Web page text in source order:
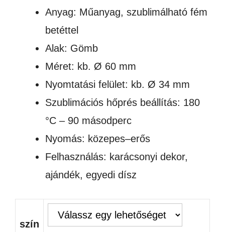
Anyag: Műanyag, szublimálható fém
betéttel
Alak: Gömb
Méret: kb. Ø 60 mm
Nyomtatási felület: kb. Ø 34 mm
Szublimációs hőprés beállítás: 180
°C – 90 másodperc
Nyomás: közepes–erős
Felhasználás: karácsonyi dekor,
ajándék, egyedi dísz
szín